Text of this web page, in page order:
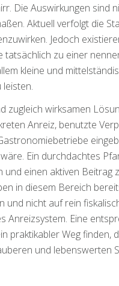
Die Auswirkungen sind
Aktuell verfolgt die
Jedoch
zu einer
kleine und
zugleich wirksamen
Anreiz, benutzte
Ein durchdachtes
und einen aktiven Beitrag
in diesem Bereich
und nicht auf rein
Anreizsystem. Eine
praktikabler Weg finden,
und lebenswerten